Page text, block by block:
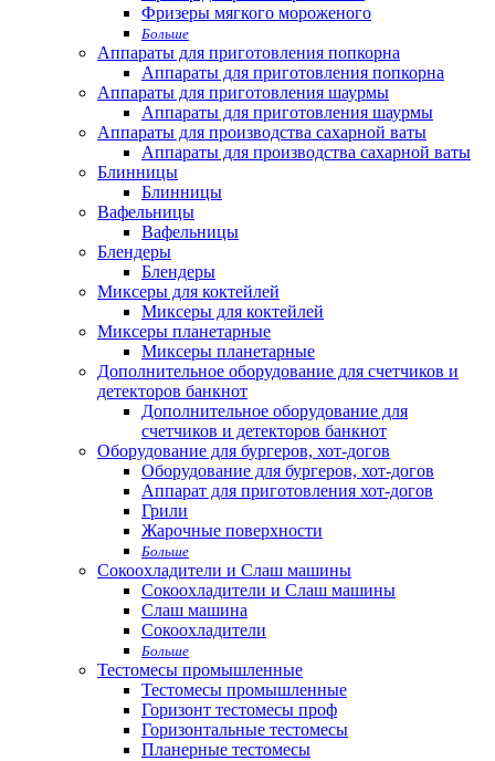
Фризеры мягкого мороженого
Больше
Аппараты для приготовления попкорна
Аппараты для приготовления попкорна
Аппараты для приготовления шаурмы
Аппараты для приготовления шаурмы
Аппараты для производства сахарной ваты
Аппараты для производства сахарной ваты
Блинницы
Блинницы
Вафельницы
Вафельницы
Блендеры
Блендеры
Миксеры для коктейлей
Миксеры для коктейлей
Миксеры планетарные
Миксеры планетарные
Дополнительное оборудование для счетчиков и
детекторов банкнот
Дополнительное оборудование для
счетчиков и детекторов банкнот
Оборудование для бургеров, хот-догов
Оборудование для бургеров, хот-догов
Аппарат для приготовления хот-догов
Грили
Жарочные поверхности
Больше
Сокоохладители и Слаш машины
Сокоохладители и Слаш машины
Слаш машина
Сокоохладители
Больше
Тестомесы промышленные
Тестомесы промышленные
Горизонт тестомесы проф
Горизонтальные тестомесы
Планерные тестомесы